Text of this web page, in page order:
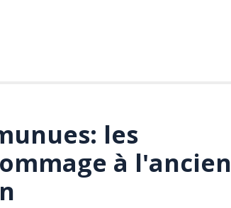
les
à l'ancien